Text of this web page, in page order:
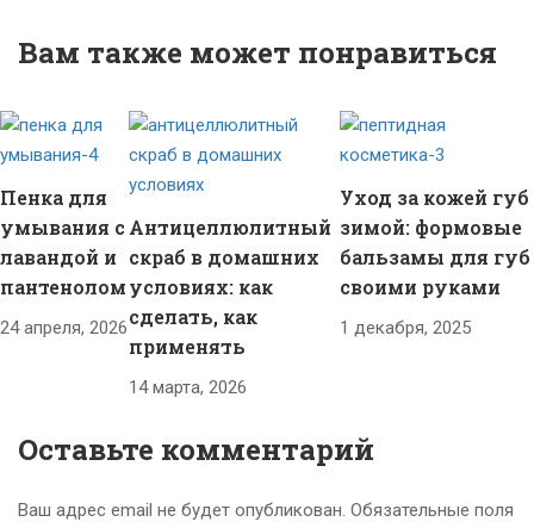
Вам также может понравиться
Пенка для
умывания с
лавандой и
пантенолом
24 апреля, 2026
Антицеллюлитный
скраб в домашних
условиях: как
сделать, как
применять
14 марта, 2026
Уход за кожей губ
зимой: формовые
бальзамы для губ
своими руками
1 декабря, 2025
Оставьте комментарий
Ваш адрес email не будет опубликован. Обязательные поля